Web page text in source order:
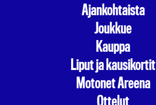
Ajankohtaista
Joukkue
Kauppa
Liput ja kausikortit
Motonet Areena